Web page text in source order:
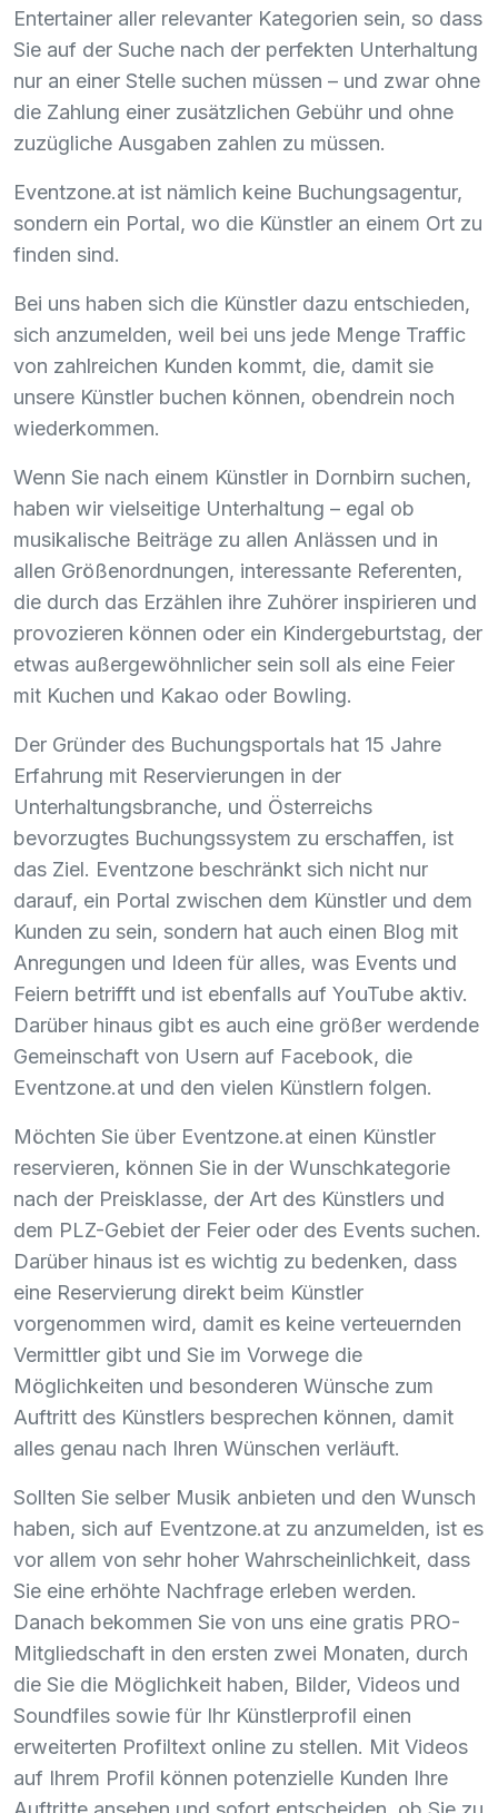
Entertainer aller relevanter Kategorien sein, so dass
Sie auf der Suche nach der perfekten Unterhaltung
nur an einer Stelle suchen müssen – und zwar ohne
die Zahlung einer zusätzlichen Gebühr und ohne
zuzügliche Ausgaben zahlen zu müssen.
Eventzone.at ist nämlich keine Buchungsagentur,
sondern ein Portal, wo die Künstler an einem Ort zu
finden sind.
Bei uns haben sich die Künstler dazu entschieden,
sich anzumelden, weil bei uns jede Menge Traffic
von zahlreichen Kunden kommt, die, damit sie
unsere Künstler buchen können, obendrein noch
wiederkommen.
Wenn Sie nach einem Künstler in Dornbirn suchen,
haben wir vielseitige Unterhaltung – egal ob
musikalische Beiträge zu allen Anlässen und in
allen Größenordnungen, interessante Referenten,
die durch das Erzählen ihre Zuhörer inspirieren und
provozieren können oder ein Kindergeburtstag, der
etwas außergewöhnlicher sein soll als eine Feier
mit Kuchen und Kakao oder Bowling.
Der Gründer des Buchungsportals hat 15 Jahre
Erfahrung mit Reservierungen in der
Unterhaltungsbranche, und Österreichs
bevorzugtes Buchungssystem zu erschaffen, ist
das Ziel. Eventzone beschränkt sich nicht nur
darauf, ein Portal zwischen dem Künstler und dem
Kunden zu sein, sondern hat auch einen Blog mit
Anregungen und Ideen für alles, was Events und
Feiern betrifft und ist ebenfalls auf YouTube aktiv.
Darüber hinaus gibt es auch eine größer werdende
Gemeinschaft von Usern auf Facebook, die
Eventzone.at und den vielen Künstlern folgen.
Möchten Sie über Eventzone.at einen Künstler
reservieren, können Sie in der Wunschkategorie
nach der Preisklasse, der Art des Künstlers und
dem PLZ-Gebiet der Feier oder des Events suchen.
Darüber hinaus ist es wichtig zu bedenken, dass
eine Reservierung direkt beim Künstler
vorgenommen wird, damit es keine verteuernden
Vermittler gibt und Sie im Vorwege die
Möglichkeiten und besonderen Wünsche zum
Auftritt des Künstlers besprechen können, damit
alles genau nach Ihren Wünschen verläuft.
Sollten Sie selber Musik anbieten und den Wunsch
haben, sich auf Eventzone.at zu anzumelden, ist es
vor allem von sehr hoher Wahrscheinlichkeit, dass
Sie eine erhöhte Nachfrage erleben werden.
Danach bekommen Sie von uns eine gratis PRO-
Mitgliedschaft in den ersten zwei Monaten, durch
die Sie die Möglichkeit haben, Bilder, Videos und
Soundfiles sowie für Ihr Künstlerprofil einen
erweiterten Profiltext online zu stellen. Mit Videos
auf Ihrem Profil können potenzielle Kunden Ihre